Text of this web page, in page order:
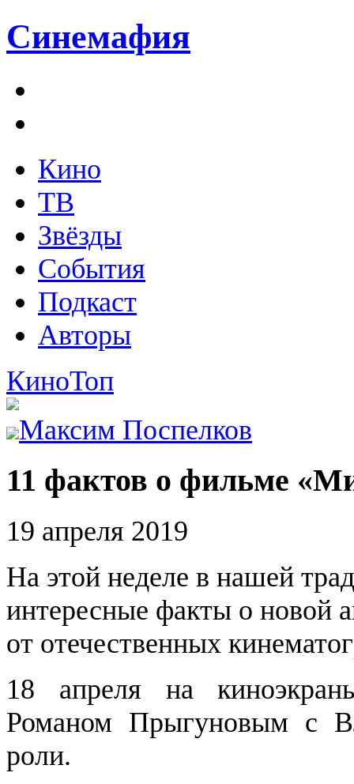
Синемафия
Кино
ТВ
Звёзды
События
Подкаст
Авторы
КиноТоп
Максим Поспелков
11 фактов о фильме
19 апреля 2019
На этой неделе в нашей
интересные факты о новой
от отечественных
18 апреля на
Романом Прыгуновым с
роли.